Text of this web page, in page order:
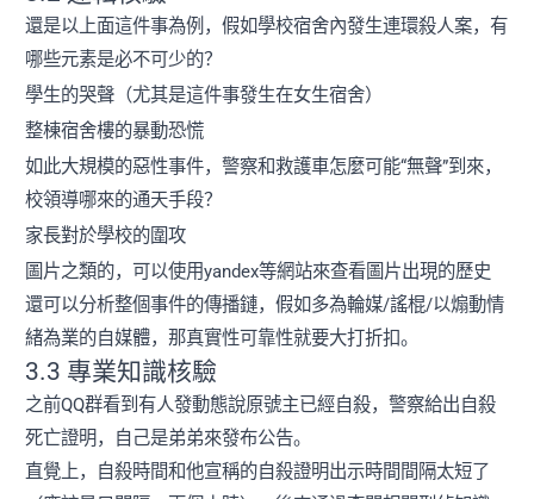
還是以上面這件事為例，假如學校宿舍內發生連環殺人案，有
哪些元素是必不可少的？
學生的哭聲（尤其是這件事發生在女生宿舍）
整棟宿舍樓的暴動恐慌
如此大規模的惡性事件，警察和救護車怎麼可能“無聲”到來，
校領導哪來的通天手段？
家長對於學校的圍攻
圖片之類的，可以使用yandex等網站來查看圖片出現的歷史
還可以分析整個事件的傳播鏈，假如多為輪媒/謠棍/以煽動情
緒為業的自媒體，那真實性可靠性就要大打折扣。
3.3 專業知識核驗
之前QQ群看到有人發動態說原號主已經自殺，警察給出自殺
死亡證明，自己是弟弟來發布公告。
直覺上，自殺時間和他宣稱的自殺證明出示時間間隔太短了